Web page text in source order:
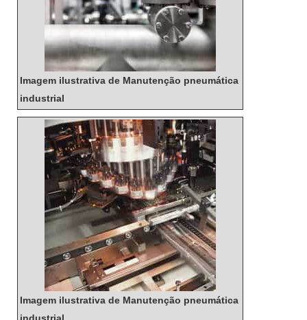
Imagem ilustrativa de Manutenção pneumática
industrial
Imagem ilustrativa de Manutenção pneumática